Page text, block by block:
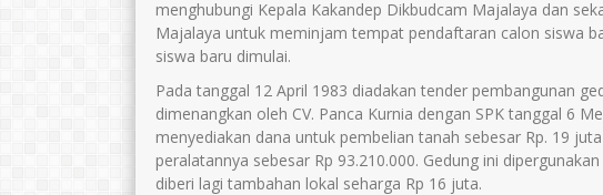
menghubungi Kepala Kakandep Dikbudcam Majalaya dan
Majalaya untuk meminjam tempat pendaftaran calon siswa
siswa baru dimulai.
Pada tanggal 12 April 1983 diadakan tender pembangunan
dimenangkan oleh CV. Panca Kurnia dengan SPK tanggal 6
menyediakan dana untuk pembelian tanah sebesar Rp. 19
peralatannya sebesar Rp 93.210.000. Gedung ini
diberi lagi tambahan lokal seharga Rp 16 juta.